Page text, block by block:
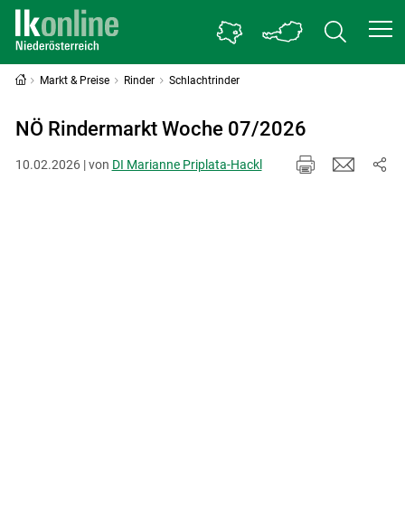
Markt & Preise Rinder Schlachtrinder
NÖ Rindermarkt Woche 07/2026
10.02.2026 | von DI Marianne Priplata-Hackl